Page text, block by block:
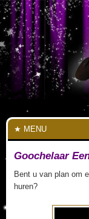
MENU
Goochelaar
Bent u van plan om
huren?